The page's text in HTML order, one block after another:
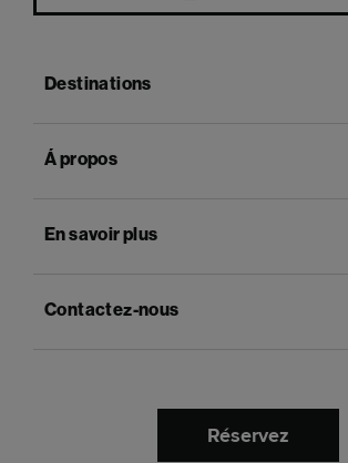
Destinations
Á propos
En savoir plus
Contactez-nous
Langue :Français
Réservez